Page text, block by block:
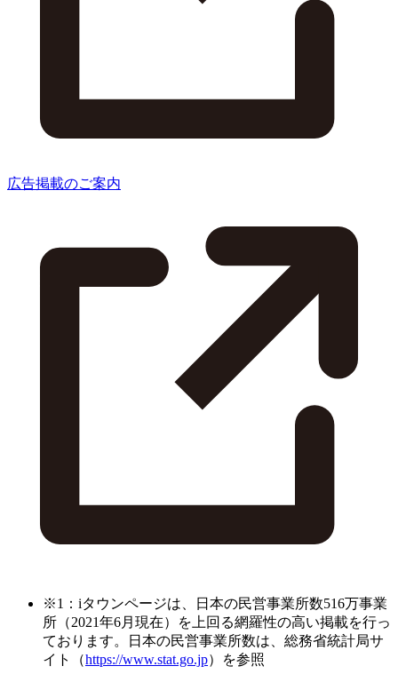
広告掲載のご案内
※1：iタウンページは、日本の民営事業所数516万事業
所（2021年6月現在）を上回る網羅性の高い掲載を行っ
ております。日本の民営事業所数は、総務省統計局サ
イト（https://www.stat.go.jp）を参照